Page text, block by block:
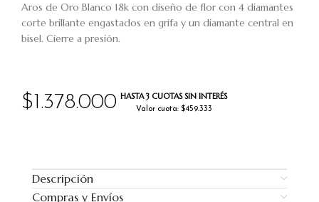
$1.378.000 HASTA 3 CUOTAS SIN INTERÉS
Valor cuota: $459.333
Aros de Oro Blanco 18k con diseño de flor con 4 diamantes
corte brillante engastados en grifa y un diamante central en
bisel. Cierre a presión.
Descripción
Compras y Envíos